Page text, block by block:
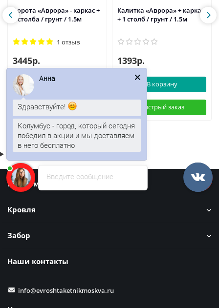
Ворота «Аврора» - каркас +
2 столба / грунт / 1.5м
1 отзыв
3445р.
Быстрый заказ
Калитка «Аврора» + каркас
+ 1 столб / грунт / 1.5м
1393р.
В корзину
Быстрый заказ
Информация
Кровля
Забор
Наши контакты
info@evroshtaketnikmoskva.ru
Введите сообщение
Анна
Здравствуйте!
Колумбус - город, который сегодня
победил в акции и мы доставляем
в него бесплатно